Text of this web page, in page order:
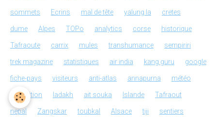
sommets Ecrins mal de tête yalung la cretes
dume Alpes TOPo analytics corse historique
Tafraoute carrix mules transhumance sempiriri
trek magazine statistiques air india kang guru google
fiche-pays visiteurs anti-atlas annapurna météo
exposition ladakh ait souka Islande Tafraout
nepal Zangskar toubkal Alsace tiji sentiers